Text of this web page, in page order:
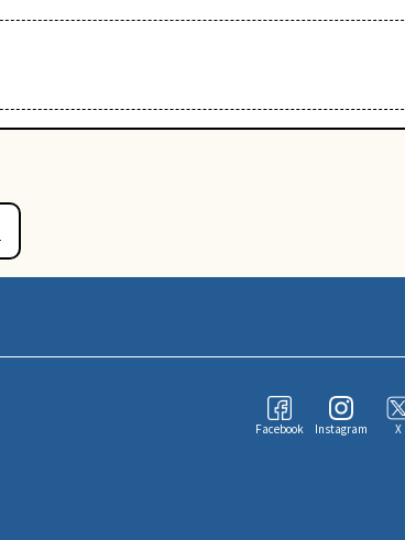
Facebook Instagram X